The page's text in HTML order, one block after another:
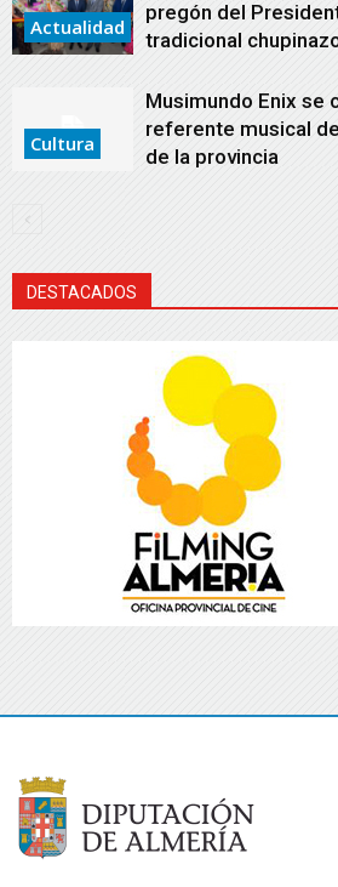
Actualidad
pregón del
tradicional
Cultura
Musimundo Enix se
referente musical
de la provincia
DESTACADOS